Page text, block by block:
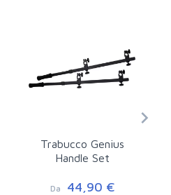
Trabucco Genius
Handle Set
Da 44,90 €